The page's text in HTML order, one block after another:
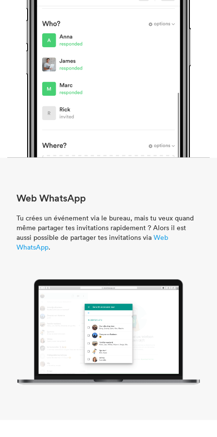
Web WhatsApp
Tu crées un événement via le bureau, mais tu veux quand
même partager tes invitations rapidement ? Alors il est
aussi possible de partager tes invitations via Web
WhatsApp.